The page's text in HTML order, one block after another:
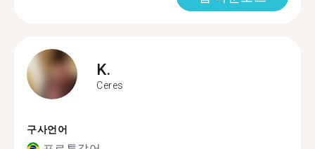
K.
Ceres
구사언어